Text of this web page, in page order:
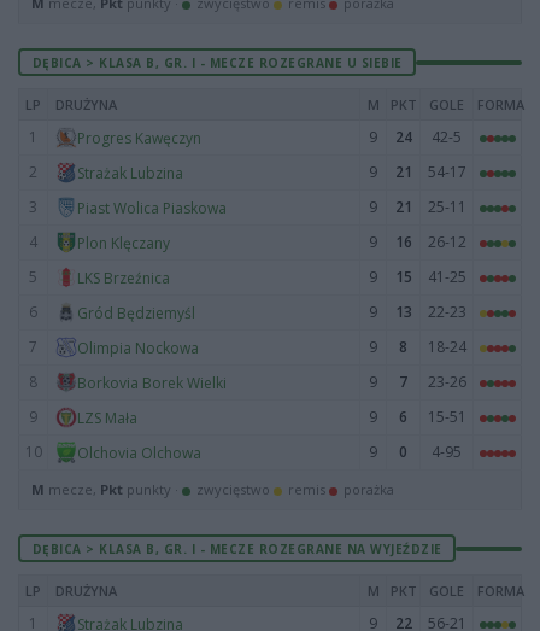
DĘBICA > KLASA B, GR. I - MECZE ROZEGRANE U SIEBIE
LP DRUŻYNA M PKT GOLE FORMA
1 Progres Kawęczyn 9 24
42-5
2
Strażak Lubzina 9 21
54-17
3
Piast Wolica Piaskowa 9 21
25-11
4
Plon Klęczany 9 16
26-12
5
LKS Brzeźnica 9 15
41-25
6
Gród Będziemyśl 9 13
22-23
7
Olimpia Nockowa 9 8
18-24
8
Borkovia Borek Wielki 9 7
23-26
9
LZS Mała 9 6
15-51
10
Olchovia Olchowa 9 0 4-95
M mecze, Pkt punkty · zwycięstwo remis porażka
DĘBICA > KLASA B, GR. I - MECZE ROZEGRANE NA WYJEŹDZIE
LP DRUŻYNA M PKT GOLE FORMA
1 Strażak Lubzina 9 22 56-21